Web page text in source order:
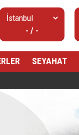
- / -
SEYAHAT